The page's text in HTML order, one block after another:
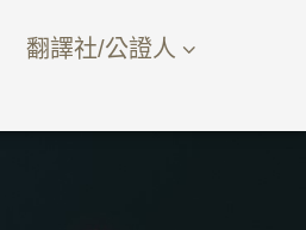
翻譯社/公證人